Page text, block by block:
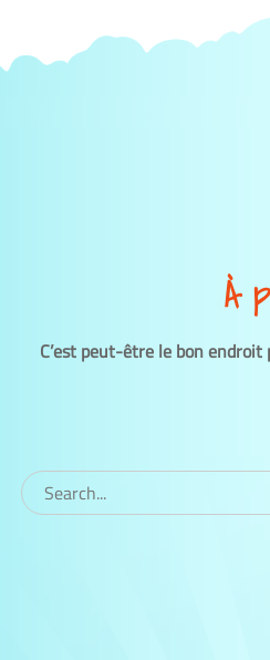
À
C’est peut-être le bon